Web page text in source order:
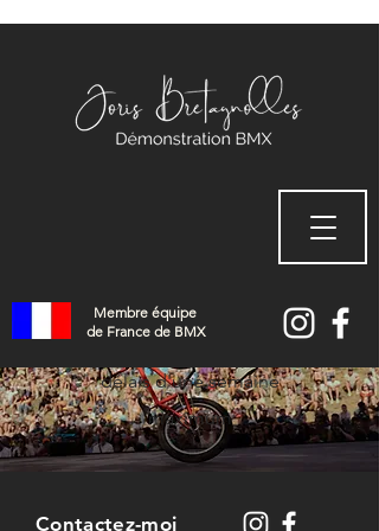
Membre équipe
de France de BMX
Je vous répondrai dans un
délais d'une semaine
maximum
Contactez-moi